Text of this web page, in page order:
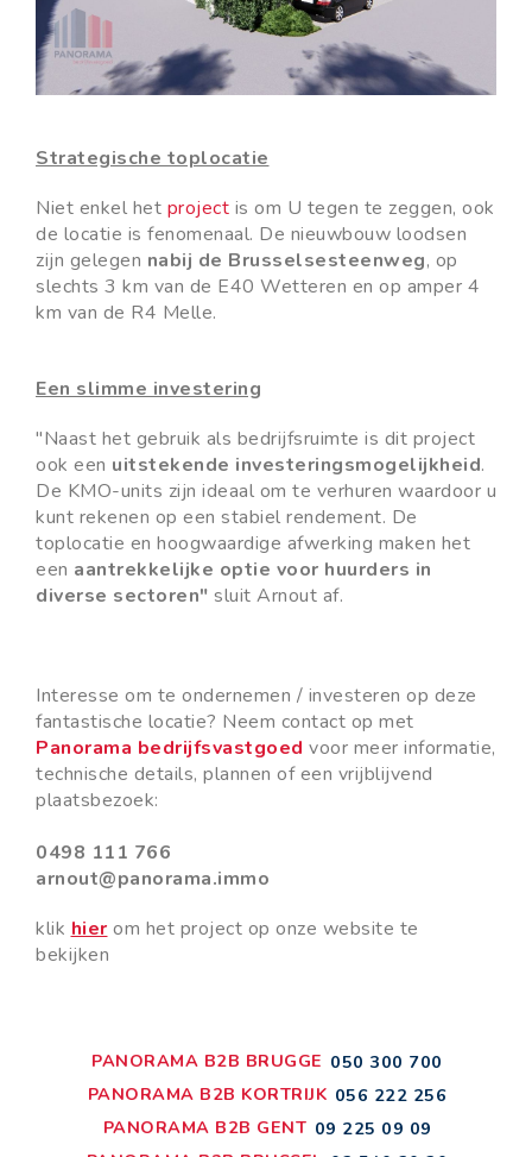
Strategische toplocatie
Niet enkel het project is om U tegen te zeggen, ook
de locatie is fenomenaal. De nieuwbouw loodsen
zijn gelegen nabij de Brusselsesteenweg, op
slechts 3 km van de E40 Wetteren en op amper 4
km van de R4 Melle.
Een slimme investering
"Naast het gebruik als bedrijfsruimte is dit project
ook een uitstekende investeringsmogelijkheid.
De KMO-units zijn ideaal om te verhuren waardoor u
kunt rekenen op een stabiel rendement. De
toplocatie en hoogwaardige afwerking maken het
een aantrekkelijke optie voor huurders in
diverse sectoren" sluit Arnout af.
Interesse om te ondernemen / investeren op deze
fantastische locatie? Neem contact op met
Panorama bedrijfsvastgoed voor meer informatie,
technische details, plannen of een vrijblijvend
plaatsbezoek:
0498 111 766
arnout@panorama.immo
klik hier om het project op onze website te
bekijken
PANORAMA B2B BRUGGE 050 300 700
PANORAMA B2B KORTRIJK 056 222 256
PANORAMA B2B GENT 09 225 09 09